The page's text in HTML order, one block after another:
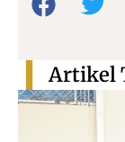
Artikel